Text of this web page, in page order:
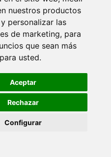
nuestros productos
personalizar las
de marketing, para
que sean más
usted.
Aceptar
Rechazar
Configurar
Papel Kraft
25